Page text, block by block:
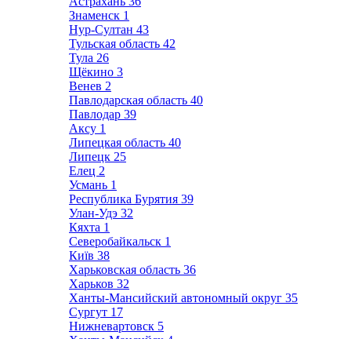
Знаменск 1
Нур-Султан 43
Тульская область 42
Тула 26
Щёкино 3
Венев 2
Павлодарская область 40
Павлодар 39
Аксу 1
Липецкая область 40
Липецк 25
Елец 2
Усмань 1
Республика Бурятия 39
Улан-Удэ 32
Кяхта 1
Северобайкальск 1
Київ 38
Харьковская область 36
Харьков 32
Ханты-Мансийский автономный округ 35
Сургут 17
Нижневартовск 5